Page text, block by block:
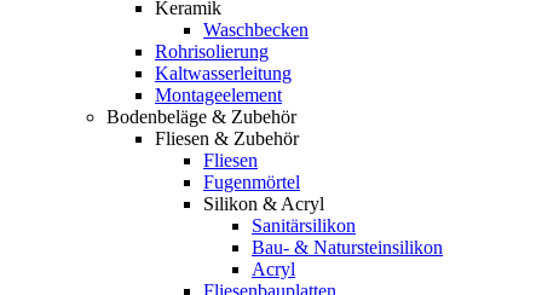
Keramik
Waschbecken
Rohrisolierung
Kaltwasserleitung
Montageelement
Bodenbeläge & Zubehör
Fliesen & Zubehör
Fliesen
Fugenmörtel
Silikon & Acryl
Sanitärsilikon
Bau- & Natursteinsilikon
Acryl
Fliesenbauplatten